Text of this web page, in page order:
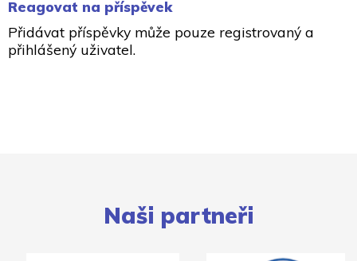
Reagovat na příspěvek
Přidávat příspěvky může pouze registrovaný a
přihlášený uživatel.
Naši partneři